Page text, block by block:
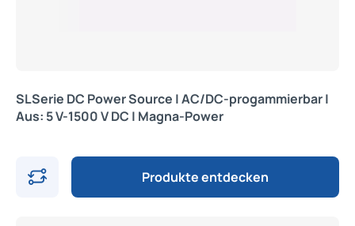
SLSerie DC Power Source | AC/DC-progammierbar |
Aus: 5 V-1500 V DC | Magna-Power
Produkte entdecken